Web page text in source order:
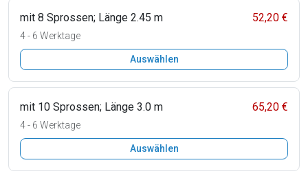
mit 8 Sprossen; Länge 2.45 m 52,20 €
4 - 6 Werktage
Auswählen
mit 10 Sprossen; Länge 3.0 m 65,20 €
4 - 6 Werktage
Auswählen